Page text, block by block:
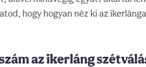
hogy hogyan néz ki az
az ikerláng